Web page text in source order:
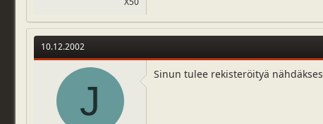
10.12.2002
J
Sinun tulee rekisteröityä